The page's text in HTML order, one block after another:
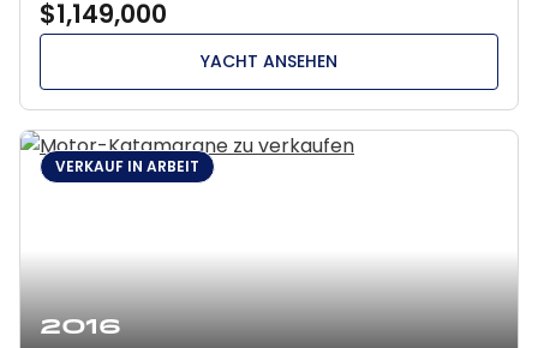
$1,149,000
YACHT ANSEHEN
2016
VERKAUF IN ARBEIT